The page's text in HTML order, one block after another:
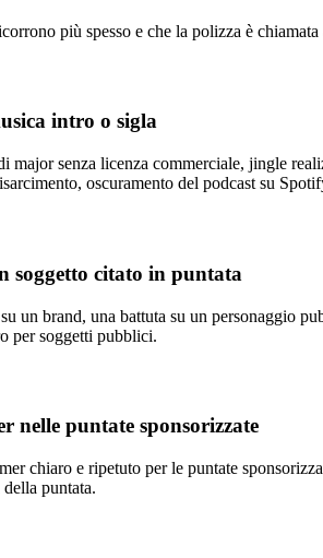
più spesso e che la polizza è chiamata
intro o sigla
major senza licenza commerciale, jingle
oscuramento del podcast su
soggetto citato in puntata
un brand, una battuta su un personaggio
per soggetti pubblici.
nelle puntate sponsorizzate
chiaro e ripetuto per le puntate
puntata.